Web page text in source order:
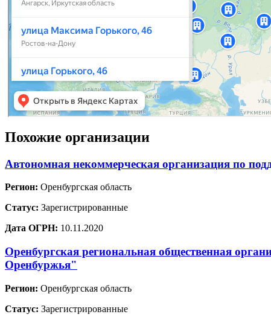
Похожие организации
Автономная некоммерческая организация по
Регион: Оренбургская область
Статус: Зарегистрированные
Дата ОГРН: 10.11.2020
Оренбургская региональная общественная
Оренбуржья"
Регион: Оренбургская область
Статус: Зарегистрированные